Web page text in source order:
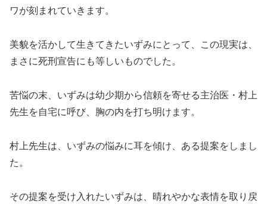
ワが刻まれていきます。
美貌を活かして生きてきたいずみにとって、この現実は、
まさに死刑宣告にも等しいものでした。
苦悩の末、いずみは幼少期から信頼を寄せる主治医・村上
先生を自宅に呼び、胸の内を打ち明けます。
村上先生は、いずみの悩みに耳を傾け、ある提案をしまし
た。
その提案を受け入れたいずみは、晴れやかな表情を取り戻